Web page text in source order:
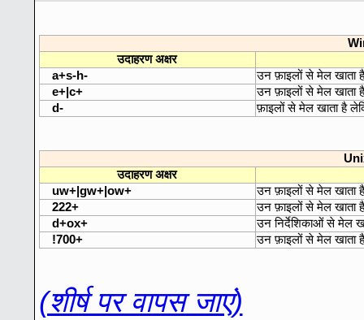
उदाहरण अक्षर
a+s-h-
उन फ़ाइलों से मेल खाता
e+|c+
उन फ़ाइलों से मेल खाता है
d-
फ़ाइलों से मेल खाता है
उदाहरण अक्षर
uw+|gw+|ow+
उन फ़ाइलों से मेल खाता है
222+
उन फ़ाइलों से मेल खाता है
d+ox+
उन निर्देशिकाओं से मेल
!700+
उन फ़ाइलों से मेल खाता
(शीर्ष पर वापस जाएं)